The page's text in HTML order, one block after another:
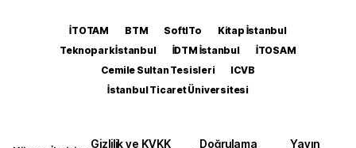
İTOTAM BTM SoftITo
Kitap İstanbul
Teknopark İstanbul
İDTM İstanbul
İTOSAM
Cemile Sultan Tesisleri
ICVB
İstanbul Ticaret Üniversitesi
Gizlilik ve KVKK
Doğrulama
Yayın